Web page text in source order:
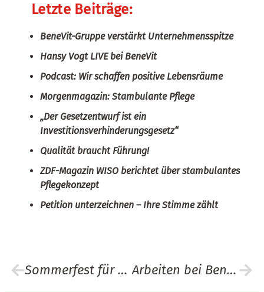
Letzte Beiträge:
BeneVit-Gruppe verstärkt Unternehmensspitze
Hansy Vogt LIVE bei BeneVit
Podcast: Wir schaffen positive Lebensräume
Morgenmagazin: Stambulante Pflege
„Der Gesetzentwurf ist ein
Investitionsverhinderungsgesetz“
Qualität braucht Führung!
ZDF-Magazin WISO berichtet über stambulantes
Pflegekonzept
Petition unterzeichnen – Ihre Stimme zählt
Sommerfest für den Frieden Arbeiten bei BeneVit heißt: von den Bewohnern lernen